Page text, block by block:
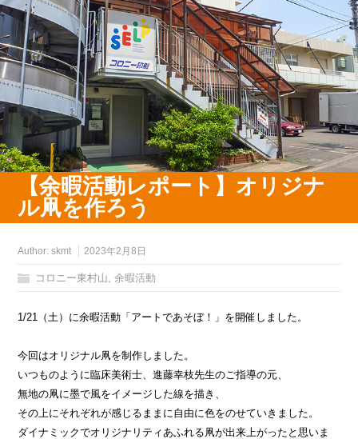
【余暇活動レポート】オリジナ
ル凧を作ろう
Author:skmt 2023年2月8日
コロニー東村山 ,余暇活動
1/21（土）に余暇活動「アートであそぼ！」を開催しました。
今回はオリジナル凧を制作しました。
いつものように臨床美術士、進藤幸枝先生のご指導の元、
無地の凧に墨で風をイメージした線を描き、
その上にそれぞれが感じるままに自由に色をのせていきました。
ダイナミックでオリジナリティあふれる凧が出来上がったと思いま